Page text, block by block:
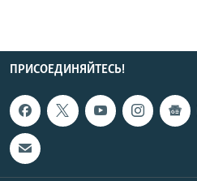
ПРИСОЕДИНЯЙТЕСЬ!